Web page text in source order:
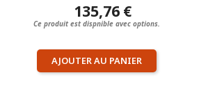
135,76 €
Ce produit est dispnible avec options.
AJOUTER AU PANIER